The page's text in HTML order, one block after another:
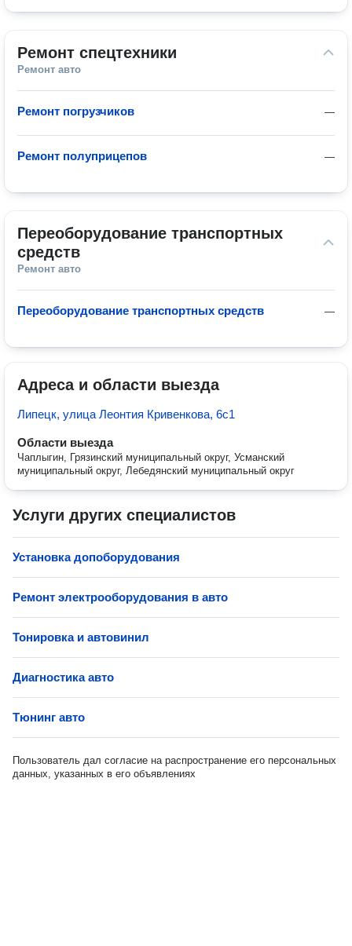
Ремонт спецтехники
Ремонт авто
—
Ремонт погрузчиков
—
Ремонт полуприцепов
Переоборудование транспортных
средств
Ремонт авто
—
Переоборудование транспортных средств
Адреса и области выезда
Липецк, улица Леонтия Кривенкова, 6с1
Области выезда
Чаплыгин, Грязинский муниципальный округ, Усманский
муниципальный округ, Лебедянский муниципальный округ
Услуги других специалистов
Установка допоборудования
Ремонт электрооборудования в авто
Тонировка и автовинил
Диагностика авто
Тюнинг авто
Пользователь дал согласие на распространение его персональных
данных, указанных в его объявлениях